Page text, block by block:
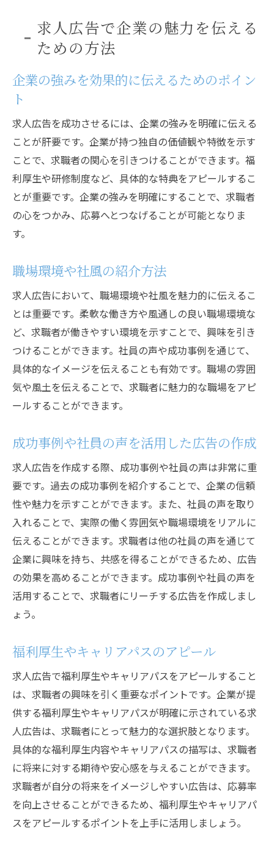
求人広告で企業の魅力を伝える
ための方法
企業の強みを効果的に伝えるためのポイン
ト
求人広告を成功させるには、企業の強みを明確に伝える
ことが肝要です。企業が持つ独自の価値観や特徴を示す
ことで、求職者の関心を引きつけることができます。福
利厚生や研修制度など、具体的な特典をアピールするこ
とが重要です。企業の強みを明確にすることで、求職者
の心をつかみ、応募へとつなげることが可能となりま
す。
職場環境や社風の紹介方法
求人広告において、職場環境や社風を魅力的に伝えるこ
とは重要です。柔軟な働き方や風通しの良い職場環境な
ど、求職者が働きやすい環境を示すことで、興味を引き
つけることができます。社員の声や成功事例を通じて、
具体的なイメージを伝えることも有効です。職場の雰囲
気や風土を伝えることで、求職者に魅力的な職場をアピ
ールすることができます。
成功事例や社員の声を活用した広告の作成
求人広告を作成する際、成功事例や社員の声は非常に重
要です。過去の成功事例を紹介することで、企業の信頼
性や魅力を示すことができます。また、社員の声を取り
入れることで、実際の働く雰囲気や職場環境をリアルに
伝えることができます。求職者は他の社員の声を通じて
企業に興味を持ち、共感を得ることができるため、広告
の効果を高めることができます。成功事例や社員の声を
活用することで、求職者にリーチする広告を作成しまし
ょう。
福利厚生やキャリアパスのアピール
求人広告で福利厚生やキャリアパスをアピールすること
は、求職者の興味を引く重要なポイントです。企業が提
供する福利厚生やキャリアパスが明確に示されている求
人広告は、求職者にとって魅力的な選択肢となります。
具体的な福利厚生内容やキャリアパスの描写は、求職者
に将来に対する期待や安心感を与えることができます。
求職者が自分の将来をイメージしやすい広告は、応募率
を向上させることができるため、福利厚生やキャリアパ
スをアピールするポイントを上手に活用しましょう。